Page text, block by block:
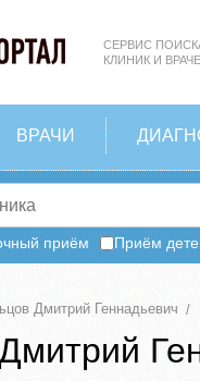
СЕРВИС
КЛИНИК И
ВРАЧИ
приём Приём
Дмитрий Геннадьевич